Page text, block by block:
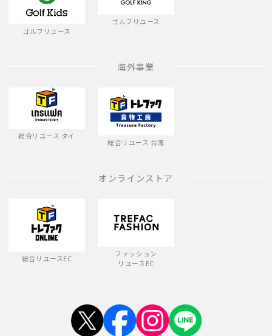
ゴルフリユース
ゴルフリユース
海外事業
総合リユース タイ
総合リユース 台湾
オンラインストア
総合リユースEC
ファッション
リユースEC